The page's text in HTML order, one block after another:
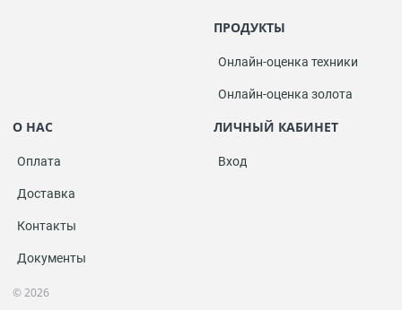
ПРОДУКТЫ
Онлайн-оценка техники
Онлайн-оценка золота
О НАС
Оплата
Доставка
Контакты
Документы
ЛИЧНЫЙ КАБИНЕТ
Вход
© 2026